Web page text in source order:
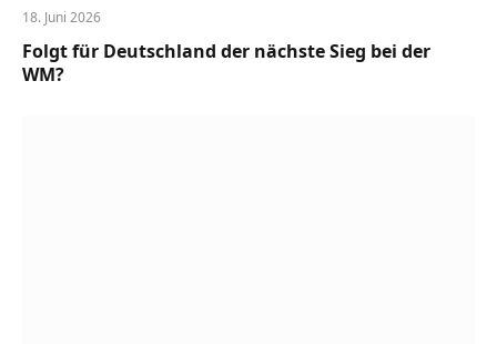
18. Juni 2026
Folgt für Deutschland der nächste Sieg bei der
WM?